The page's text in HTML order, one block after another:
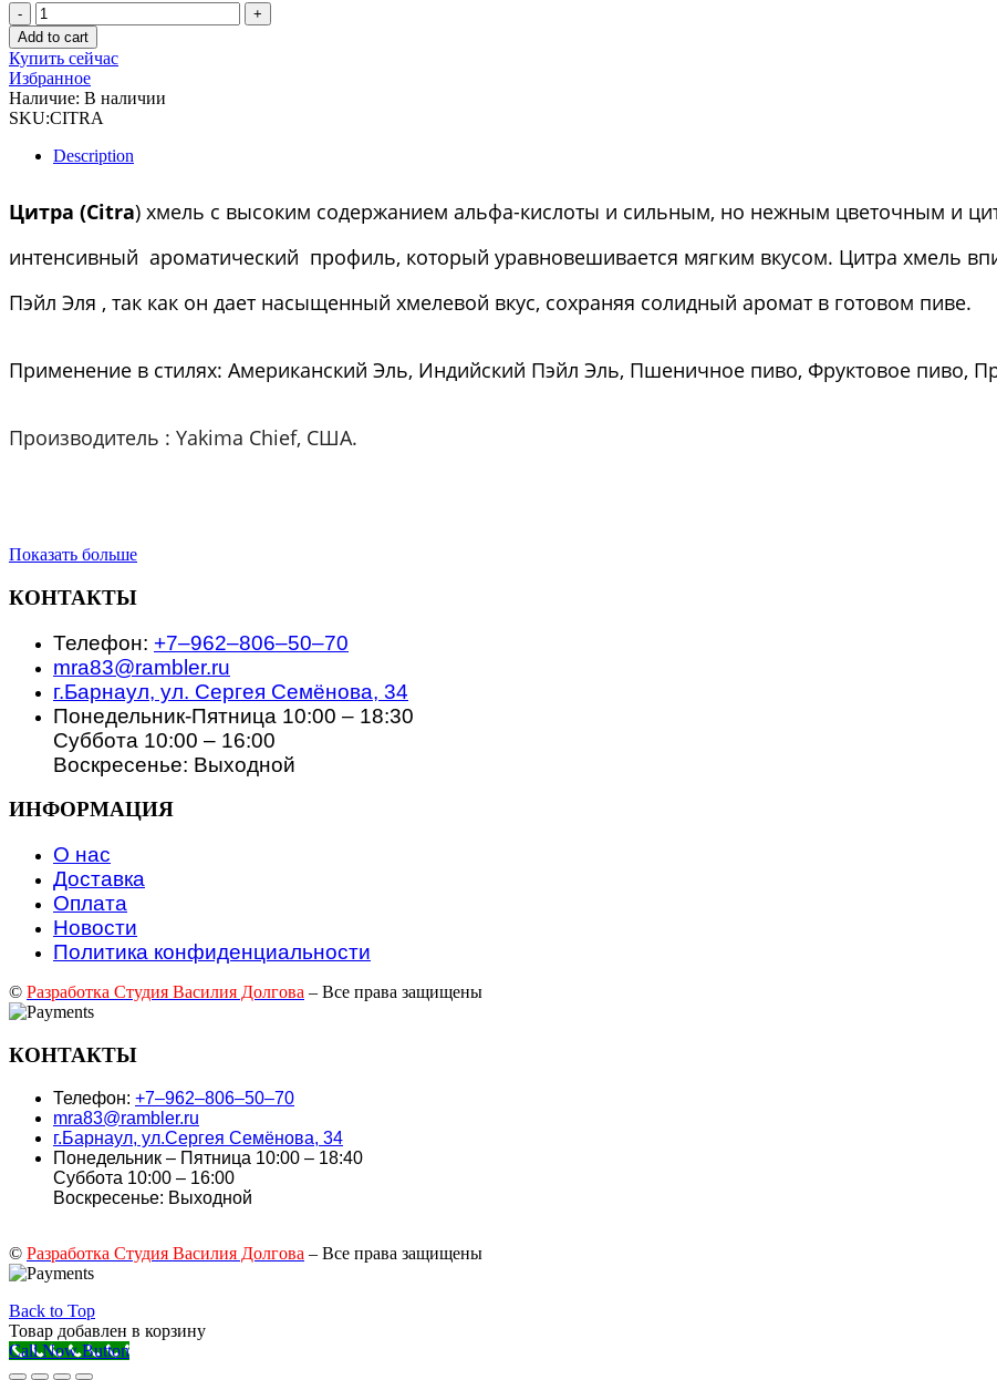
Хмель
CITRA
50
гр.
гранулированный
13,4
%
(США)
quantity
Add to cart
Купить сейчас
Избранное
Наличие: В наличии
SKU:CITRA
Description
Цитра (Citra) хмель с высоким содержанием альфа-кислоты и сильным, но нежным цветочным и
интенсивный ароматический профиль, который уравновешивается мягким вкусом. Цитра хмель
Пэйл Эля , так как он дает насыщенный хмелевой вкус, сохраняя солидный аромат в готовом пиве.
Применение в стилях: Американский Эль, Индийский Пэйл Эль, Пшеничное пиво, Фруктовое пиво,
Производитель : Yakima Chief, США.
Показать больше
КОНТАКТЫ
Телефон: +7‒962‒806‒50‒70
mra83@rambler.ru
г.Барнаул, ул. Сергея Семёнова, 34
Понедельник-Пятница 10:00 – 18:30
Суббота 10:00 – 16:00
Воскресенье: Выходной
ИНФОРМАЦИЯ
О нас
Доставка
Оплата
Новости
Политика конфиденциальности
© Разработка Студия Василия Долгова – Все права защищены
КОНТАКТЫ
Телефон: +7‒962‒806‒50‒70
mra83@rambler.ru
г.Барнаул, ул.Сергея Семёнова, 34
Понедельник – Пятница 10:00 – 18:40
Суббота 10:00 – 16:00
Воскресенье: Выходной
© Разработка Студия Василия Долгова – Все права защищены
Back to Top
Товар добавлен в корзину
Call Now Button